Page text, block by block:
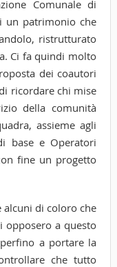
Comunale di
un patrimonio che
ristrutturato
Ci fa quindi molto
dei coautori
ricordare chi mise
della comunità
assieme agli
base e Operatori
fine un progetto
alcuni di coloro che
opposero a questo
a portare la
che tutto